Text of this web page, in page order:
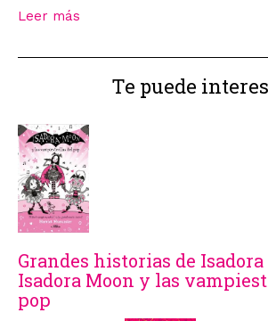
Leer más
Te puede
Grandes historias de Isadora
Isadora Moon y las
pop